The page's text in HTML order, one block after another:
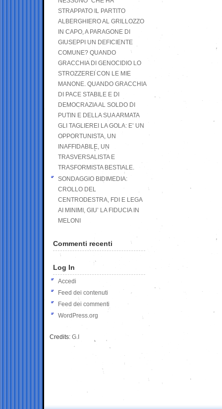
STRAPPATO IL PARTITO
ALBERGHIERO AL GRILLOZZO
IN CAPO, A PARAGONE DI
GIUSEPPI UN DEFICIENTE
COMUNE? QUANDO
GRACCHIA DI GENOCIDIO LO
STROZZEREI CON LE MIE
MANONE. QUANDO GRACCHIA
DI PACE STABILE E DI
DEMOCRAZIA AL SOLDO DI
PUTIN E DELLA SUA ARMATA
GLI TAGLIEREI LA GOLA: E’ UN
OPPORTUNISTA, UN
INAFFIDABILE, UN
TRASVERSALISTA E
TRASFORMISTA BESTIALE.
SONDAGGIO BIDIMEDIA:
CROLLO DEL
CENTRODESTRA, FDI E LEGA
AI MINIMI, GIU’ LA FIDUCIA IN
MELONI
Commenti recenti
Log In
Accedi
Feed dei contenuti
Feed dei commenti
WordPress.org
Credits: G.I